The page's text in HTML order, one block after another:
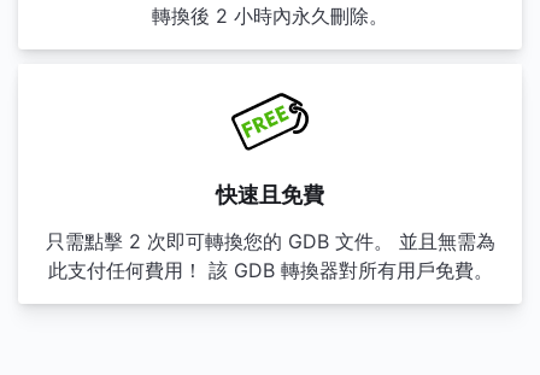
轉換後 2 小時內永久刪除。
快速且免費
只需點擊 2 次即可轉換您的 GDB 文件。 並且無需為
此支付任何費用！ 該 GDB 轉換器對所有用戶免費。